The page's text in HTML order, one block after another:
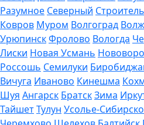
Разумное Северный Строитель
Ковров Муром Волгоград
УрюпинскФролово Вологда
Лиски Новая Усмань
Россошь Семилуки
Вичуга Иваново Кинешма
Шуя Ангарск БратскЗима
ТайшетТулун Усолье-